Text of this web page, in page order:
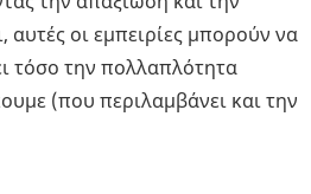
οι εμπειρίες μπορούν να
τόσο την πολλαπλότητα
(που περιλαμβάνει και την